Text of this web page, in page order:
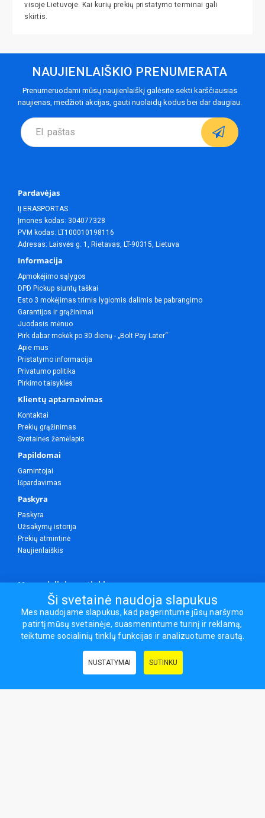
visoje Lietuvoje. Kai kurių prekių pristatymo terminai gali
skirtis.
NAUJIENLAIŠKIO PRENUMERATA
Prenumeruodami mūsų naujienlaiškį galėsite sekti karščiausias
naujienas, medžioti akcijas, gauti nuolaidų kodus bei dar daugiau.
Pardavėjas
IĮ ERASPORTAS
Įmones kodas: 304077328
PVM kodas: LT100010198116
Adresas: Laisvės g. 1, Rietavas, LT-90315, Lietuva
Informacija
Apmokėjimo sąlygos
DPD Pickup siuntų taškai
Esto 3 mokėjimas trimis lygiomis dalimis be pabrangimo
Garantijos ir grąžinimai
Juodasis mėnuo
Pirk dabar mokėk po 30 dienų - „Bolt Pay Later“
Apie mus
Pristatymo informacija
Privatumo politika
Pirkimo taisyklės
Klientų aptarnavimas
Kontaktai
Prekių grąžinimas
Svetainės žemėlapis
Papildomai
Gamintojai
Išpardavimas
Paskyra
Paskyra
Užsakymų istorija
Prekių atmintinė
Naujienlaiškis
Mes socialiniuose tinkluose
Visos teisės saugomos.
Sporto ir laisvalaikio prekės, maisto papildai - erasportas.lt © 2026
Ši svetainė naudoja slapukus
Mes naudojame slapukus, kad pagerintume jūsų naršymo
patirtį mūsų svetainėje, suasmenintume turinį ir reklamą,
teiktume socialinių tinklų funkcijas ir analizuotume srautą.
NUSTATYMAI SUTINKU